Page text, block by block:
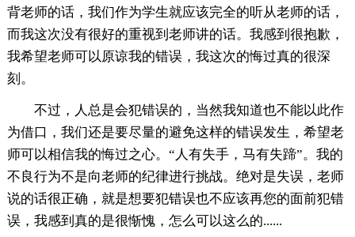
背老师的话，我们作为学生就应该完全的听从老师的话，
而我这次没有很好的重视到老师讲的话。我感到很抱歉，
我希望老师可以原谅我的错误，我这次的悔过真的很深
刻。
不过，人总是会犯错误的，当然我知道也不能以此作
为借口，我们还是要尽量的避免这样的错误发生，希望老
师可以相信我的悔过之心。“人有失手，马有失蹄”。我的
不良行为不是向老师的纪律进行挑战。绝对是失误，老师
说的话很正确，就是想要犯错误也不应该再您的面前犯错
误，我感到真的是很惭愧，怎么可以这么的......